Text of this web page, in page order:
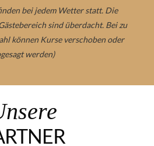
bei jedem Wetter statt. Die
sind überdacht. Bei zu
können Kurse verschoben oder
werden)